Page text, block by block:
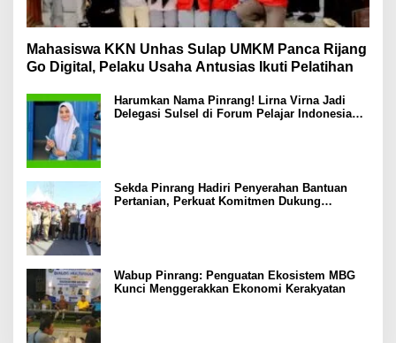
Mahasiswa KKN Unhas Sulap UMKM Panca Rijang
Go Digital, Pelaku Usaha Antusias Ikuti Pelatihan
Harumkan Nama Pinrang! Lirna Virna Jadi
Delegasi Sulsel di Forum Pelajar Indonesia
Sekda Pinrang Hadiri Penyerahan Bantuan
Pertanian, Perkuat Komitmen Dukung
Wabup Pinrang: Penguatan Ekosistem MBG
Kunci Menggerakkan Ekonomi Kerakyatan